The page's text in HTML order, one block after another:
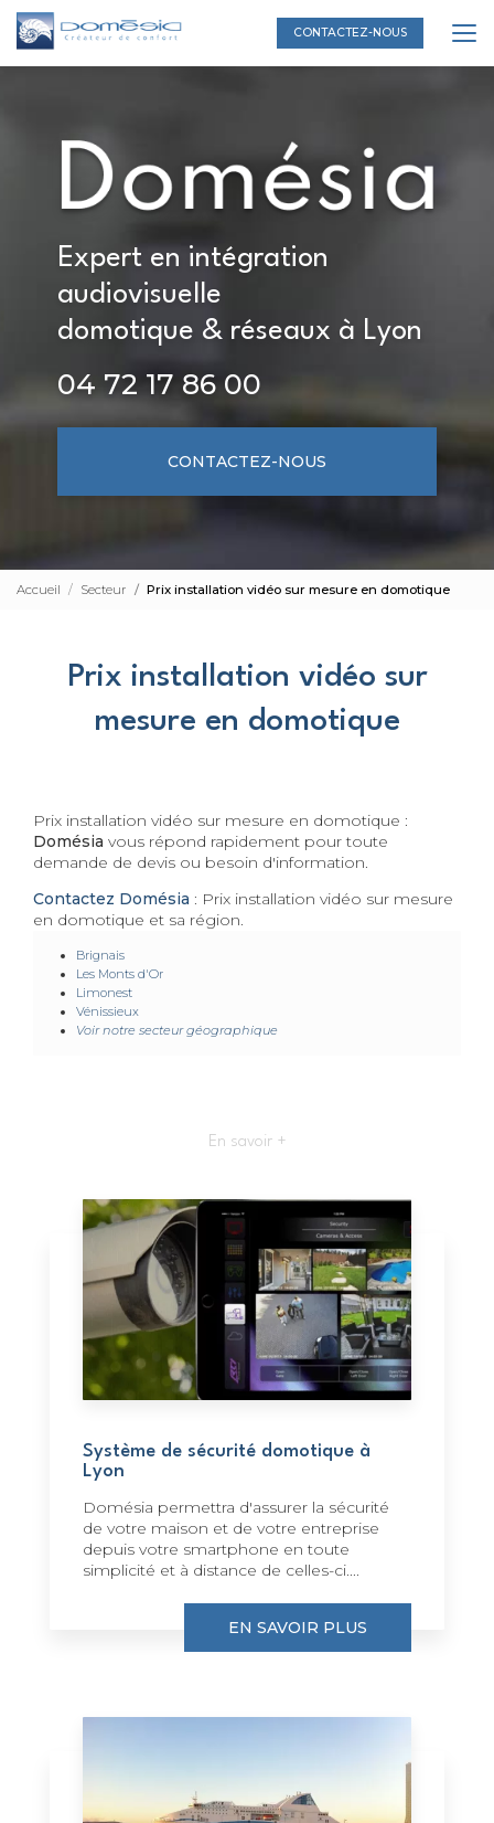
Aller
au
contenu
principal
CONTACTEZ-NOUS
Expert en intégration
audiovisuelle
domotique & réseaux à Lyon
04 72 17 86 00
CONTACTEZ-NOUS
Accueil Secteur Prix installation vidéo sur mesure en domotique
Prix installation vidéo sur
mesure en domotique
Prix installation vidéo sur mesure en domotique :
Domésia vous répond rapidement pour toute
demande de devis ou besoin d'information.
Contactez Domésia : Prix installation vidéo sur mesure
en domotique et sa région.
Brignais
Les Monts d'Or
Limonest
Vénissieux
Voir notre secteur géographique
En savoir +
Système de sécurité domotique à
Lyon
Domésia permettra d'assurer la sécurité
de votre maison et de votre entreprise
depuis votre smartphone en toute
simplicité et à distance de celles-ci....
EN SAVOIR PLUS